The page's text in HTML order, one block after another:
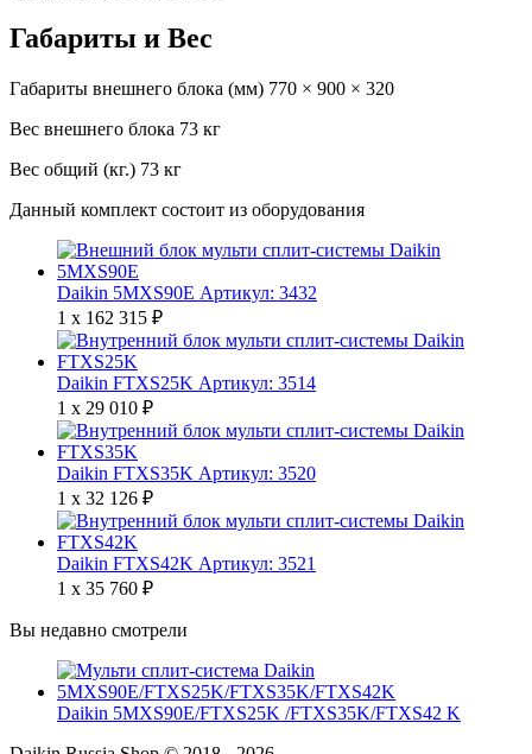
Габариты и Вес
Габариты внешнего блока (мм) 770 × 900 × 320
Вес внешнего блока 73 кг
Вес общий (кг.) 73 кг
Данный комплект состоит из оборудования
Daikin 5MXS90E Артикул: 3432
1 x 162 315 ₽
Daikin FTXS25K Артикул: 3514
1 x 29 010 ₽
Daikin FTXS35K Артикул: 3520
1 x 32 126 ₽
Daikin FTXS42K Артикул: 3521
1 x 35 760 ₽
Вы недавно смотрели
Daikin 5MXS90E/FTXS25K /FTXS35K/FTXS42 K